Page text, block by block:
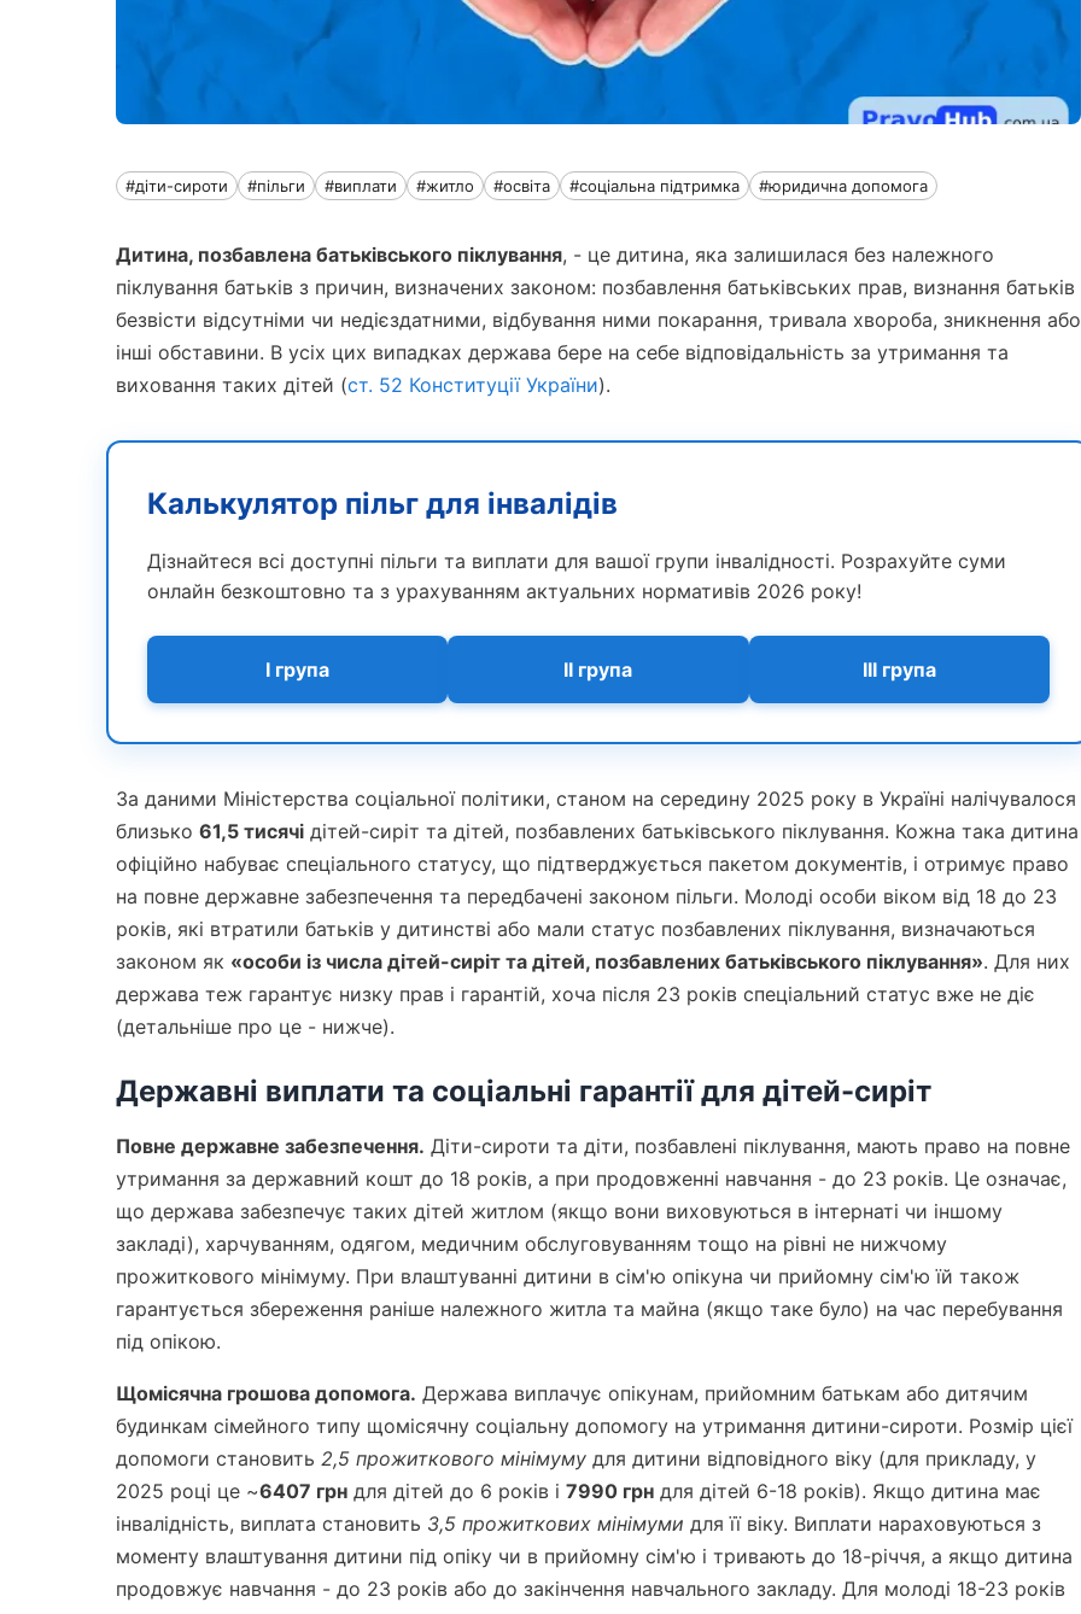
#діти-сироти #пільги #виплати #житло #освіта #соціальна підтримка #юридична допомога
Дитина, позбавлена батьківського піклування, - це дитина, яка залишилася без належного
піклування батьків з причин, визначених законом: позбавлення батьківських прав, визнання батьків
безвісти відсутніми чи недієздатними, відбування ними покарання, тривала хвороба, зникнення або
інші обставини. В усіх цих випадках держава бере на себе відповідальність за утримання та
виховання таких дітей (ст. 52 Конституції України).
Калькулятор пільг для інвалідів
Дізнайтеся всі доступні пільги та виплати для вашої групи інвалідності. Розрахуйте суми
онлайн безкоштовно та з урахуванням актуальних нормативів 2026 року!
I група II група III група
За даними Міністерства соціальної політики, станом на середину 2025 року в Україні налічувалося
близько 61,5 тисячі дітей-сиріт та дітей, позбавлених батьківського піклування. Кожна така дитина
офіційно набуває спеціального статусу, що підтверджується пакетом документів, і отримує право
на повне державне забезпечення та передбачені законом пільги. Молоді особи віком від 18 до 23
років, які втратили батьків у дитинстві або мали статус позбавлених піклування, визначаються
законом як «особи із числа дітей-сиріт та дітей, позбавлених батьківського піклування». Для них
держава теж гарантує низку прав і гарантій, хоча після 23 років спеціальний статус вже не діє
(детальніше про це - нижче).
Державні виплати та соціальні гарантії для дітей-сиріт
Повне державне забезпечення. Діти-сироти та діти, позбавлені піклування, мають право на повне
утримання за державний кошт до 18 років, а при продовженні навчання - до 23 років. Це означає,
що держава забезпечує таких дітей житлом (якщо вони виховуються в інтернаті чи іншому
закладі), харчуванням, одягом, медичним обслуговуванням тощо на рівні не нижчому
прожиткового мінімуму. При влаштуванні дитини в сім'ю опікуна чи прийомну сім'ю їй також
гарантується збереження раніше належного житла та майна (якщо таке було) на час перебування
під опікою.
Щомісячна грошова допомога. Держава виплачує опікунам, прийомним батькам або дитячим
будинкам сімейного типу щомісячну соціальну допомогу на утримання дитини-сироти. Розмір цієї
допомоги становить 2,5 прожиткового мінімуму для дитини відповідного віку (для прикладу, у
2025 році це ~6407 грн для дітей до 6 років і 7990 грн для дітей 6-18 років). Якщо дитина має
інвалідність, виплата становить 3,5 прожиткових мінімуми для її віку. Виплати нараховуються з
моменту влаштування дитини під опіку чи в прийомну сім'ю і тривають до 18-річчя, а якщо дитина
продовжує навчання - до 23 років або до закінчення навчального закладу. Для молоді 18-23 років